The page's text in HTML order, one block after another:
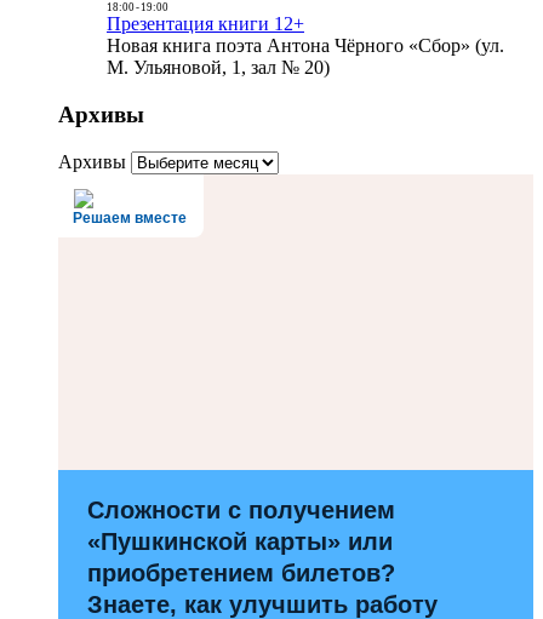
18:00- 19:00
Презентация книги 12+
Новая книга поэта Антона Чёрного «Сбор» (ул.
М. Ульяновой, 1, зал № 20)
Архивы
Архивы
Решаем вместе
Сложности с получением
«Пушкинской карты» или
приобретением билетов?
Знаете, как улучшить работу